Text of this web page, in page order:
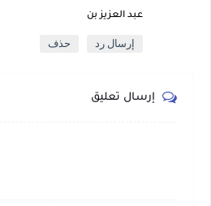
عبد العزيز بن
إرسال رد حذف
إرسال تعليق